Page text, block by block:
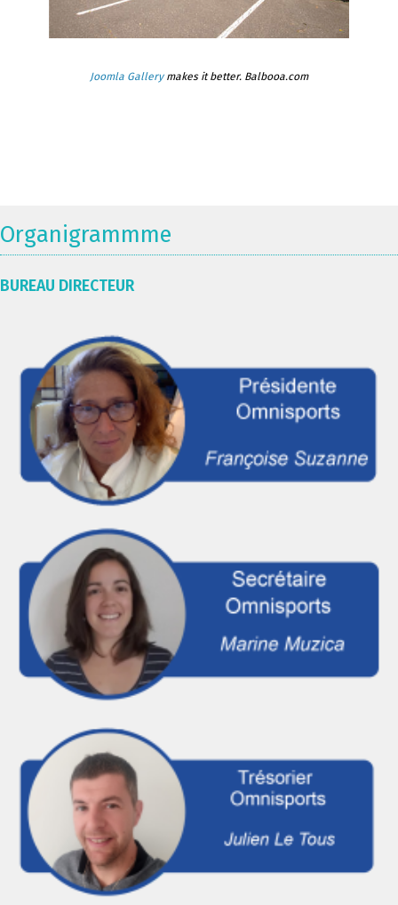
Joomla Gallerymakes it better. Balbooa.com
Organigrammme
BUREAU DIRECTEUR